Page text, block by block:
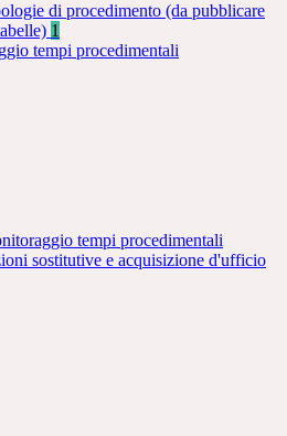
di procedimento (da pubblicare
1
tempi procedimentali
tempi procedimentali
sostitutive e acquisizione d'ufficio